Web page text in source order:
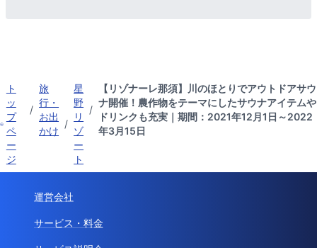
ト
ッ
プ
ペ
ー
ジ
/
旅
行・
お出
かけ
/
星
野
リ
ゾ
ー
ト
/
【リゾナーレ那須】川のほとりでアウトドアサウ
ナ開催！農作物をテーマにしたサウナアイテムや
ドリンクも充実｜期間：2021年12月1日～2022
年3月15日
運営会社
サービス・料金